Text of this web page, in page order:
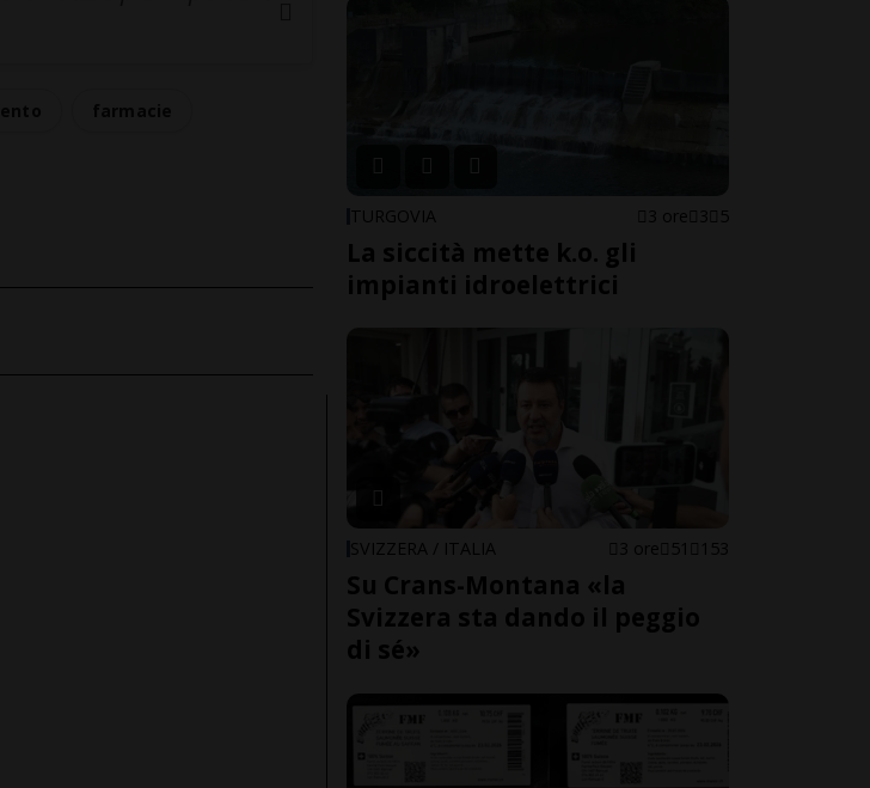
TURGOVIA 3 ore 3 5
La siccità mette k.o. gli
impianti idroelettrici
SVIZZERA / ITALIA 3 ore 51 153
Su Crans-Montana «la
Svizzera sta dando il peggio
di sé»